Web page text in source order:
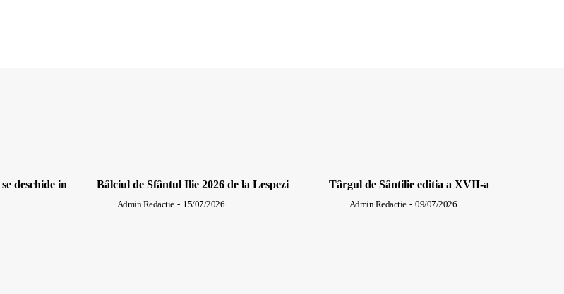
deschide in
Bâlciul de Sfântul Ilie 2026 de la Lespezi
Admin Redactie - 15/07/2026
Târgul de Sântilie editia a XVII-a
Admin Redactie - 09/07/2026